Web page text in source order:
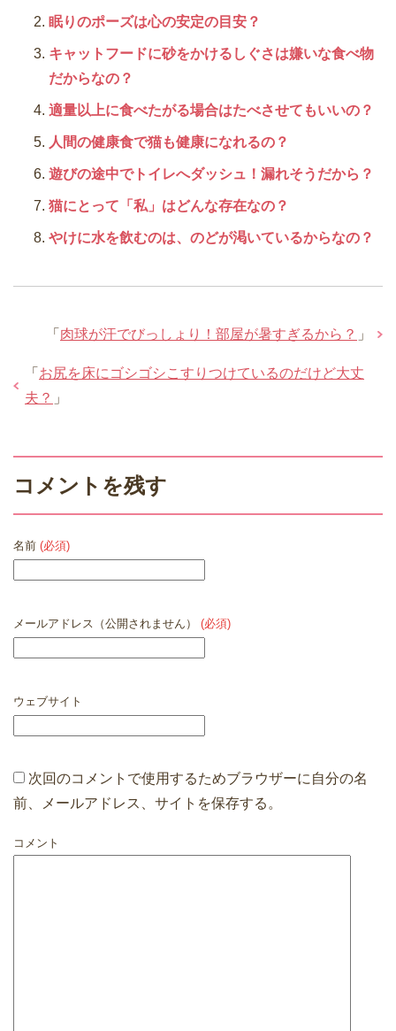
眠りのポーズは心の安定の目安？
キャットフードに砂をかけるしぐさは嫌いな食べ物
だからなの？
適量以上に食べたがる場合はたべさせてもいいの？
人間の健康食で猫も健康になれるの？
遊びの途中でトイレへダッシュ！漏れそうだから？
猫にとって「私」はどんな存在なの？
やけに水を飲むのは、のどが渇いているからなの？
「 肉球が汗でびっしょり！部屋が暑すぎるから？ 」
「 お尻を床にゴシゴシこすりつけているのだけど大丈
夫？ 」
コメントを残す
名前 (必須)
メールアドレス（公開されません） (必須)
ウェブサイト
次回のコメントで使用するためブラウザーに自分の名
前、メールアドレス、サイトを保存する。
コメント